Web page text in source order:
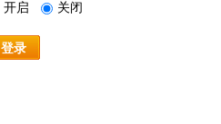
开启 关闭
登录